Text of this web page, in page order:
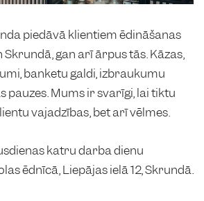
piedāvā klientiem ēdināšanas
gan arī ārpus tās. Kāzas,
banketu galdi, izbraukumu
pauzes. Mums ir svarīgi, lai tiktu
vajadzības, bet arī vēlmes.
katru darba dienu
ēdnīcā, Liepājas ielā 12, Skrundā.